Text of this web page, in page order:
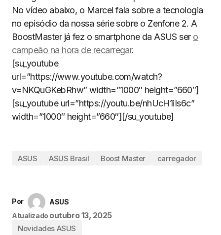
No vídeo abaixo, o Marcel fala sobre a tecnologia
no episódio da nossa série sobre o Zenfone 2. A
BoostMaster já fez o smartphone da ASUS ser o
campeão na hora de recarregar.
[su_youtube
url=”https://www.youtube.com/watch?
v=NKQuGKebRhw” width=”1000″ height=”660″]
[su_youtube url=”https://youtu.be/nhUcH1iIs6c”
width=”1000″ height=”660″][/su_youtube]
ASUS ASUS Brasil Boost Master carregador
Por
ASUS
Atualizado outubro 13, 2025
Novidades ASUS